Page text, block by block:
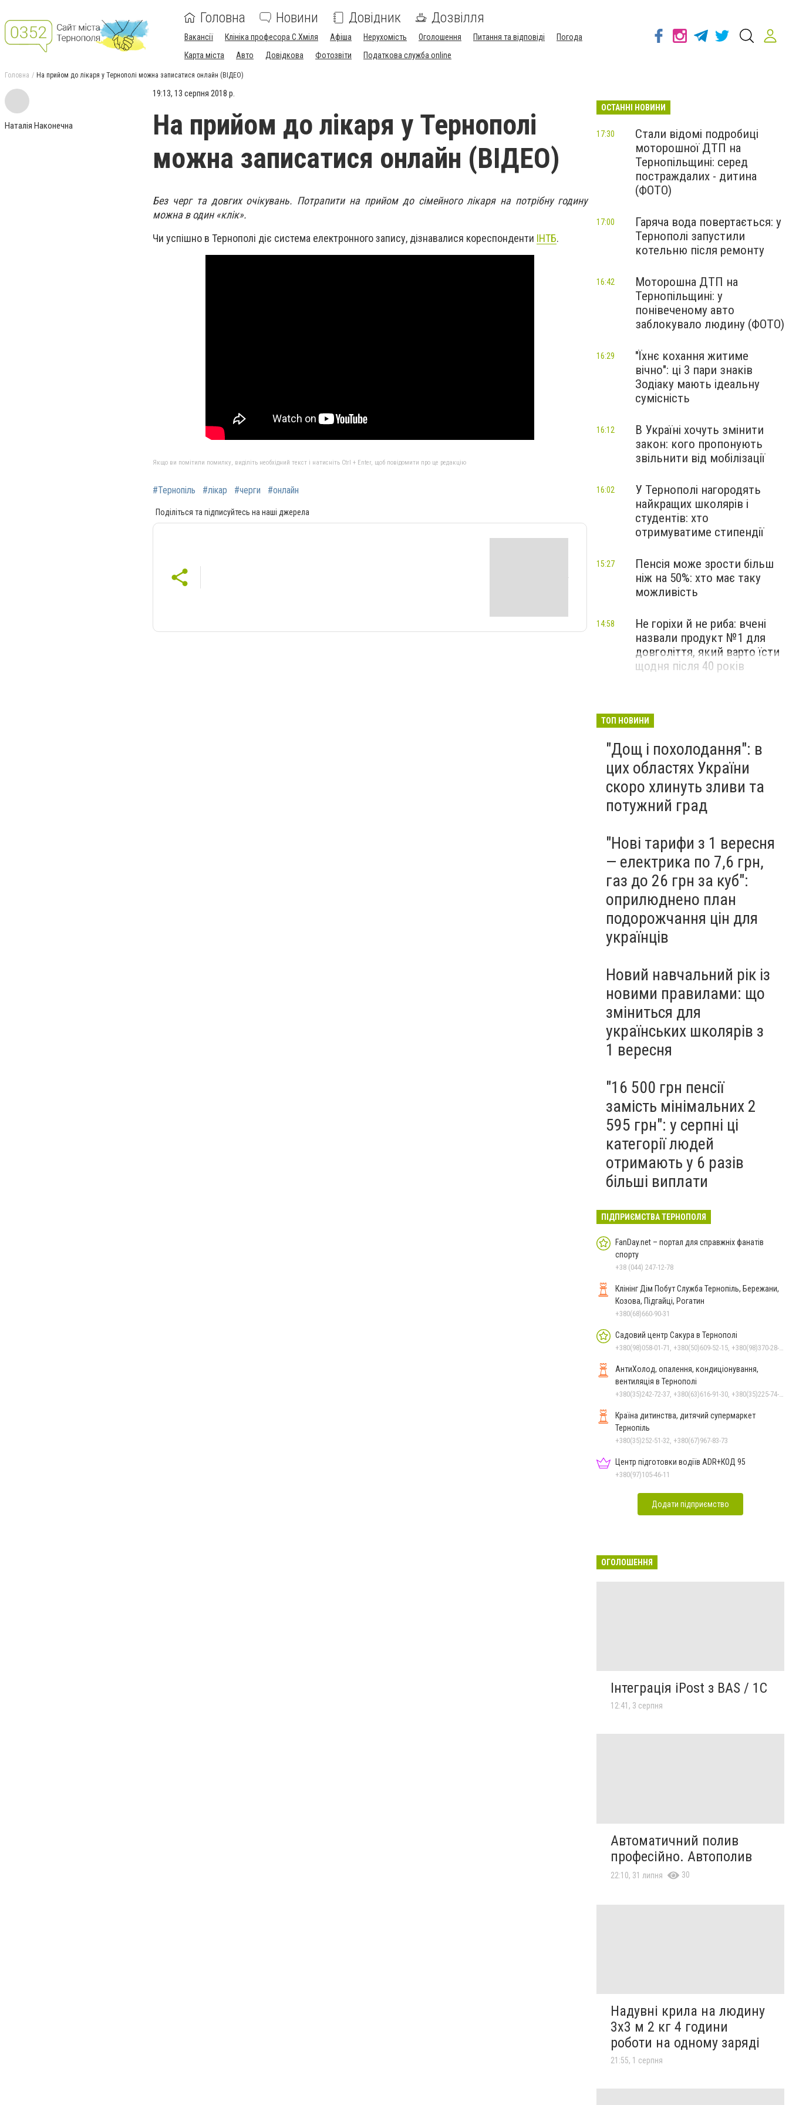
Головна Новини Довідник Дозвілля
Вакансії Клініка професора С.Хміля Афіша Нерухомість Оголошення Питання та відповіді
Погода
Карта міста
Авто Довідкова Фотозвіти Податкова служба online
Головна На прийом до лікаря у Тернополі можна записатися онлайн (ВІДЕО)
Наталія Наконечна
19:13, 13 серпня 2018 р.
На прийом до лікаря у Тернополі
можна записатися онлайн (ВІДЕО)
Без черг та довгих очікувань. Потрапити на прийом до сімейного лікаря на потрібну годину
можна в один «клік».
Чи успішно в Тернополі діє система електронного запису, дізнавалися кореспонденти ІНТБ.
Якщо ви помітили помилку, виділіть необхідний текст і натисніть Ctrl + Enter, щоб повідомити про це редакцію
#Тернопіль #лікар #черги #онлайн
Поділіться та підписуйтесь на наші джерела
ОСТАННІ НОВИНИ
Стали відомі подробиці
моторошної ДТП на
Тернопільщині: серед
постраждалих - дитина
(ФОТО)
17:30
Гаряча вода повертається: у
Тернополі запустили
котельню після ремонту
17:00
Моторошна ДТП на
Тернопільщині: у
понівеченому авто
заблокувало людину (ФОТО)
16:42
"Їхнє кохання житиме
вічно": ці 3 пари знаків
Зодіаку мають ідеальну
сумісність
16:29
В Україні хочуть змінити
закон: кого пропонують
звільнити від мобілізації
16:12
У Тернополі нагородять
найкращих школярів і
студентів: хто
отримуватиме стипендії
16:02
Пенсія може зрости більш
ніж на 50%: хто має таку
можливість
15:27
Не горіхи й не риба: вчені
назвали продукт №1 для
довголіття, який варто їсти
щодня після 40 років
14:58
ТОП НОВИНИ
"Дощ і похолодання": в
цих областях України
скоро хлинуть зливи та
потужний град
"Нові тарифи з 1 вересня
— електрика по 7,6 грн,
газ до 26 грн за куб":
оприлюднено план
подорожчання цін для
українців
Новий навчальний рік із
новими правилами: що
зміниться для
українських школярів з
1 вересня
"16 500 грн пенсії
замість мінімальних 2
595 грн": у серпні ці
категорії людей
отримають у 6 разів
більші виплати
ПІДПРИЄМСТВА ТЕРНОПОЛЯ
FanDay.net – портал для справжніх фанатів
спорту
+38 (044) 247-12-78
Клінінг Дім Побут Служба Тернопіль, Бережани,
Козова, Підгайці, Рогатин
+380(68)660-90-31
Садовий центр Сакура в Тернополі
+380(98)058-01-71, +380(50)609-52-15, +380(98)370-28-00, +380(50)690-33-71
АнтиХолод, опалення, кондиціонування,
вентиляція в Тернополі
+380(35)242-72-37, +380(63)616-91-30, +380(35)225-74-78
Країна дитинства, дитячий супермаркет
Тернопіль
+380(35)252-51-32, +380(67)967-83-73
Центр підготовки водіїв ADR+КОД 95
+380(97)105-46-11
Додати підприємство
ОГОЛОШЕННЯ
Інтеграція iPost з BAS / 1C
12:41, 3 серпня
Автоматичний полив
професійно. Автополив
22:10, 31 липня 30
Надувні крила на людину
3х3 м 2 кг 4 години
роботи на одному заряді
21:55, 1 серпня